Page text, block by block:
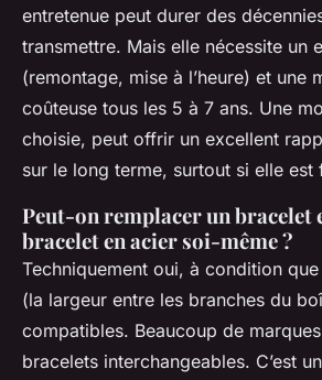
entretenue peut durer des
transmettre. Mais elle nécessite un
(remontage, mise à l’heure) et une
coûteuse tous les 5 à 7 ans. Une
choisie, peut offrir un excellent
sur le long terme, surtout si elle est
Peut-on remplacer un bracelet
bracelet en acier soi-même ?
Techniquement oui, à condition
(la largeur entre les branches du
compatibles. Beaucoup de
bracelets interchangeables. C’est